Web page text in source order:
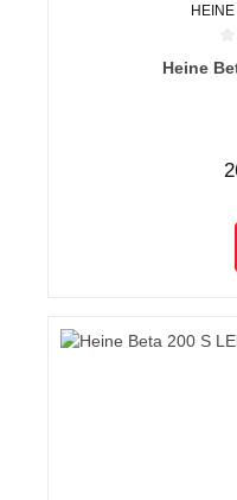
Durchschnittliche
Heine